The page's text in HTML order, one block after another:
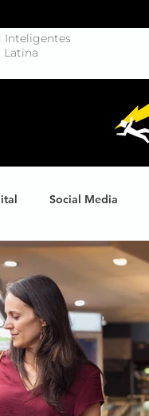
Inteligentes
Latina
Social Media
Endomarketing
Estratégia